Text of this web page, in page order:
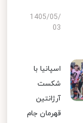
1405/05/
03
اسپانیا با
شکست
آرژانتین
قهرمان جام